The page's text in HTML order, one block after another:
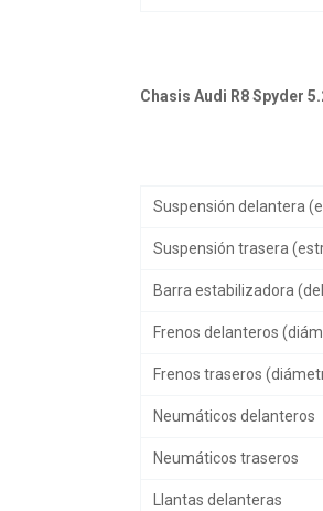
Chasis Audi R8 Spyder
Suspensión delantera
Suspensión trasera
Barra estabilizadora
Frenos delanteros
Frenos traseros
Neumáticos delanteros
Neumáticos traseros
Llantas delanteras